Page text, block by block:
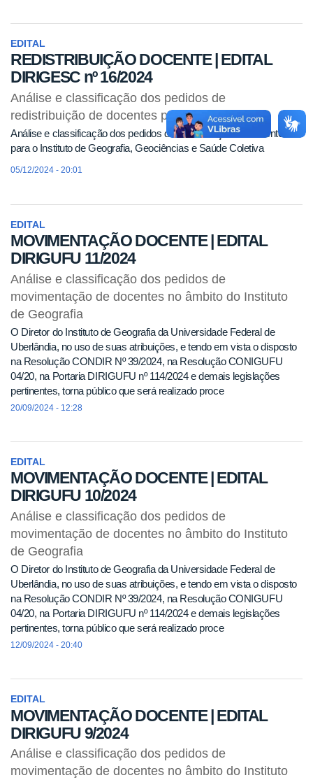
EDITAL
REDISTRIBUIÇÃO DOCENTE | EDITAL
DIRIGESC nº 16/2024
Análise e classificação dos pedidos de
redistribuição de docentes para o IGESC
Análise e classificação dos pedidos de redistribuição de docentes
para o Instituto de Geografia, Geociências e Saúde Coletiva
05/12/2024 - 20:01
EDITAL
MOVIMENTAÇÃO DOCENTE | EDITAL
DIRIGUFU 11/2024
Análise e classificação dos pedidos de
movimentação de docentes no âmbito do Instituto
de Geografia
O Diretor do Instituto de Geografia da Universidade Federal de
Uberlândia, no uso de suas atribuições, e tendo em vista o disposto
na Resolução CONDIR Nº 39/2024, na Resolução CONIGUFU
04/20, na Portaria DIRIGUFU nº 114/2024 e demais legislações
pertinentes, torna público que será realizado proce
20/09/2024 - 12:28
EDITAL
MOVIMENTAÇÃO DOCENTE | EDITAL
DIRIGUFU 10/2024
Análise e classificação dos pedidos de
movimentação de docentes no âmbito do Instituto
de Geografia
O Diretor do Instituto de Geografia da Universidade Federal de
Uberlândia, no uso de suas atribuições, e tendo em vista o disposto
na Resolução CONDIR Nº 39/2024, na Resolução CONIGUFU
04/20, na Portaria DIRIGUFU nº 114/2024 e demais legislações
pertinentes, torna público que será realizado proce
12/09/2024 - 20:40
EDITAL
MOVIMENTAÇÃO DOCENTE | EDITAL
DIRIGUFU 9/2024
Análise e classificação dos pedidos de
movimentação de docentes no âmbito do Instituto